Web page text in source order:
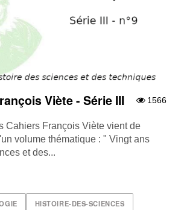
1566
Viète - Série III
Cahiers François Viète vient de
volume thématique : " Vingt ans
et des...
HISTOIRE-DES-SCIENCES